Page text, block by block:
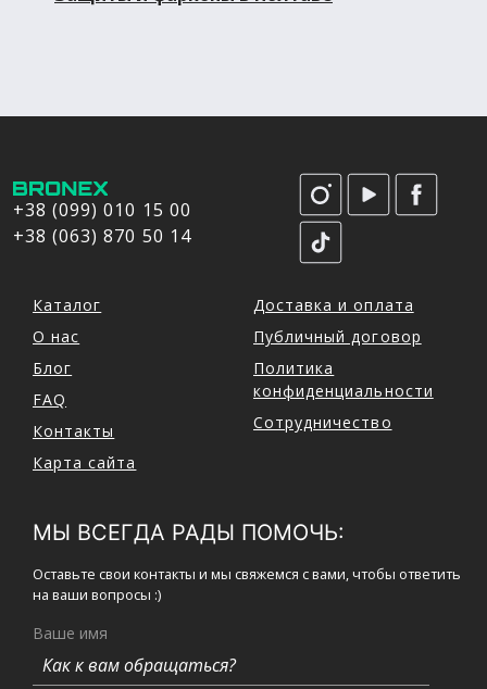
+38 (099) 010 15 00
+38 (063) 870 50 14
Каталог
О нас
Блог
FAQ
Контакты
Карта сайта
Доставка и оплата
Публичный договор
Политика
конфиденциальности
Сотрудничество
МЫ ВСЕГДА РАДЫ ПОМОЧЬ:
Оставьте свои контакты и мы свяжемся с вами, чтобы ответить
на ваши вопросы :)
Ваше имя